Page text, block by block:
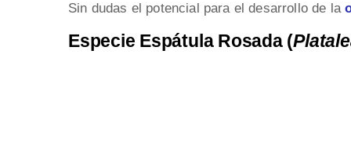
Sin dudas el potencial para el desarrollo de la
Especie Espátula Rosada (